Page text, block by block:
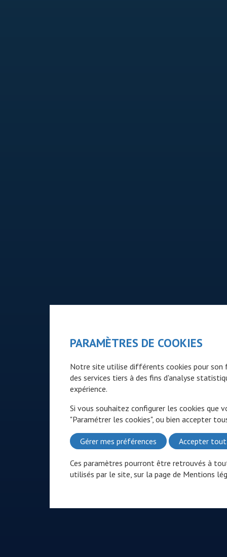
PARAMÈTRES DE COOKIES
Notre site utilise différents cookies pour son
des services tiers à des fins d'analyse
expérience.
Si vous souhaitez configurer les cookies que
"Paramétrer les cookies", ou bien accepter
Gérer mes préférences Accepter tout
Ces paramètres pourront être retrouvés à
utilisés par le site, sur la page de Mentions